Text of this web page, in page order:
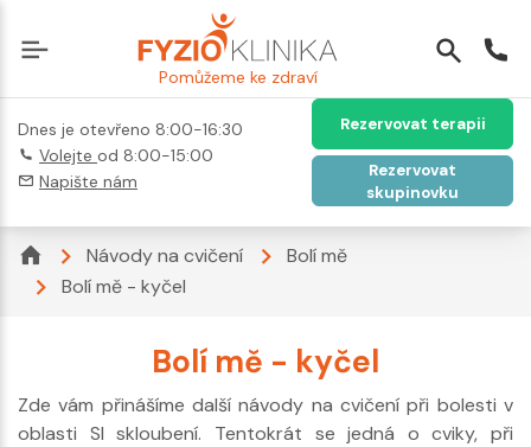
Pomůžeme ke zdraví
Dnes je otevřeno 8:00-16:30
Volejte od 8:00-15:00
Napište nám
Rezervovat terapii
Rezervovat
skupinovku
Návody na cvičení
Bolí mě
Bolí mě - kyčel
Bolí mě - kyčel
Zde vám přinášíme další návody na cvičení při bolesti v
oblasti SI skloubení. Tentokrát se jedná o cviky, při